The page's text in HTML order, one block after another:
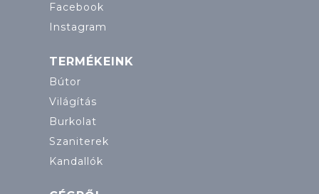
Facebook
Instagram
TERMÉKEINK
Bútor
Világítás
Burkolat
Szaniterek
Kandallók